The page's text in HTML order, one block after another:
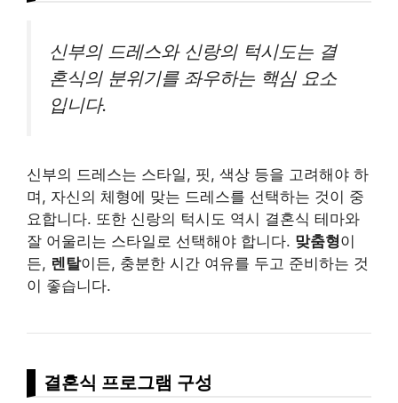
신부의 드레스와 신랑의 턱시도는 결
혼식의 분위기를 좌우하는 핵심 요소
입니다.
신부의 드레스는 스타일, 핏, 색상 등을 고려해야 하
며, 자신의 체형에 맞는 드레스를 선택하는 것이 중
요합니다. 또한 신랑의 턱시도 역시 결혼식 테마와
잘 어울리는 스타일로 선택해야 합니다. 맞춤형이
든, 렌탈이든, 충분한 시간 여유를 두고 준비하는 것
이 좋습니다.
결혼식 프로그램 구성